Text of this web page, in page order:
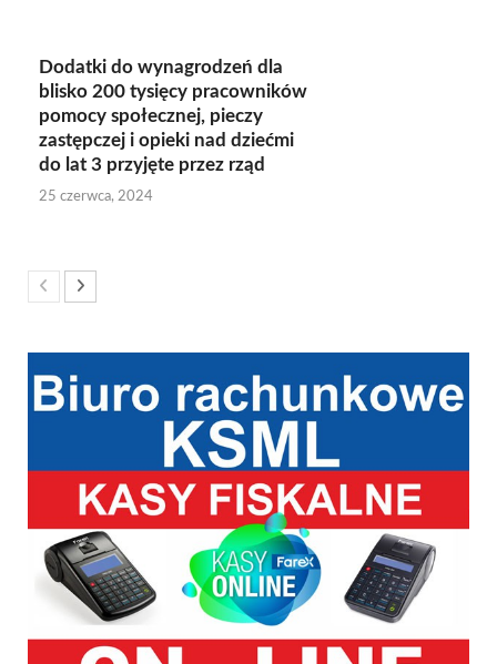
Dodatki do wynagrodzeń dla
blisko 200 tysięcy pracowników
pomocy społecznej, pieczy
zastępczej i opieki nad dziećmi
do lat 3 przyjęte przez rząd
25 czerwca, 2024